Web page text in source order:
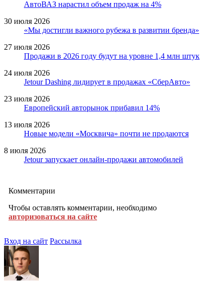
АвтоВАЗ нарастил объем продаж на 4%
30 июля 2026
«Мы достигли важного рубежа в развитии бренда»
27 июля 2026
Продажи в 2026 году будут на уровне 1,4 млн штук
24 июля 2026
Jetour Dashing лидирует в продажах «СберАвто»
23 июля 2026
Европейский авторынок прибавил 14%
13 июля 2026
Новые модели «Москвича» почти не продаются
8 июля 2026
Jetour запускает онлайн-продажи автомобилей
Комментарии
Чтобы оставлять комментарии, необходимо
авторизоваться на сайте
Вход на сайт Рассылка